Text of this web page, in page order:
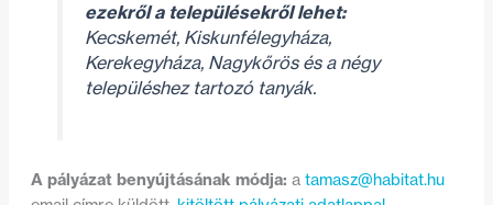
ezekről a településekről lehet:
Kecskemét, Kiskunfélegyháza,
Kerekegyháza, Nagykőrös és a négy
településhez tartozó tanyák.
A pályázat benyújtásának módja: a tamasz@habitat.hu